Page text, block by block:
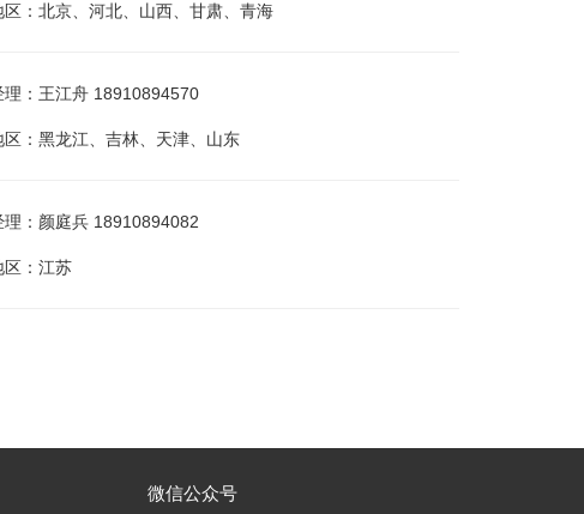
区：北京、河北、山西、甘肃、青海
理：王江舟 18910894570
区：黑龙江、吉林、天津、山东
理：颜庭兵 18910894082
区：江苏
微信公众号